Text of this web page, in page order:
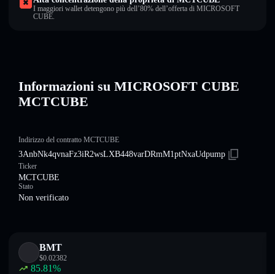
I maggiori wallet detengono più dell’80% dell’offerta di MICROSOFT
CUBE.
Informazioni su MICROSOFT CUBE
MCTCUBE
Indirizzo del contratto MCTCUBE
3AnbNk4qvnaFz3iR2wsLXB448varDRmM1ptNxaUdpump
Ticker
MCTCUBE
Stato
Non verificato
BMT
$0.02382
85.81%